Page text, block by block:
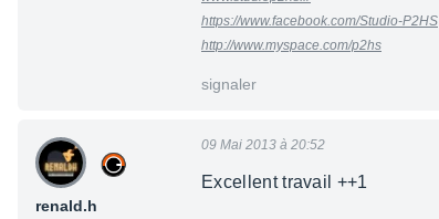
https://www.facebook.com/Studio-P2HS
http://www.myspace.com/p2hs
signaler
renald.h
09 Mai 2013 à 20:52
Excellent travail ++1